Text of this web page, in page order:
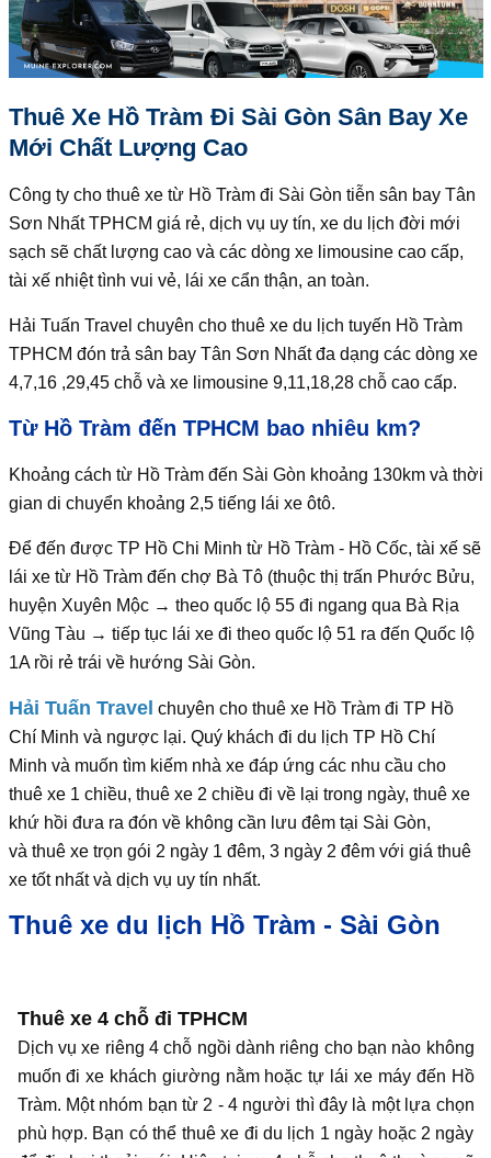
Thuê Xe Hồ Tràm Đi Sài Gòn Sân Bay Xe
Mới Chất Lượng Cao
Công ty cho thuê xe từ Hồ Tràm đi Sài Gòn tiễn sân bay Tân
Sơn Nhất TPHCM giá rẻ, dịch vụ uy tín, xe du lịch đời mới
sạch sẽ chất lượng cao và các dòng xe limousine cao cấp,
tài xế nhiệt tình vui vẻ, lái xe cẩn thận, an toàn.
Hải Tuấn Travel chuyên cho thuê xe du lịch tuyến Hồ Tràm
TPHCM đón trả sân bay Tân Sơn Nhất đa dạng các dòng xe
4,7,16 ,29,45 chỗ và xe limousine 9,11,18,28 chỗ cao cấp.
Từ Hồ Tràm đến TPHCM bao nhiêu km?
Khoảng cách từ Hồ Tràm đến Sài Gòn khoảng 130km và thời
gian di chuyển khoảng 2,5 tiếng lái xe ôtô.
Để đến được TP Hồ Chi Minh từ Hồ Tràm - Hồ Cốc, tài xế sẽ
lái xe từ Hồ Tràm đến chợ Bà Tô (thuộc thị trấn Phước Bửu,
huyện Xuyên Mộc → theo quốc lộ 55 đi ngang qua Bà Rịa
Vũng Tàu → tiếp tục lái xe đi theo quốc lộ 51 ra đến Quốc lộ
1A rồi rẻ trái về hướng Sài Gòn.
Hải Tuấn Travel chuyên cho thuê xe Hồ Tràm đi TP Hồ
Chí Minh và ngược lại. Quý khách đi du lịch TP Hồ Chí
Minh và muốn tìm kiếm nhà xe đáp ứng các nhu cầu cho
thuê xe 1 chiều, thuê xe 2 chiều đi về lại trong ngày, thuê xe
khứ hồi đưa ra đón về không cần lưu đêm tại Sài Gòn,
và thuê xe trọn gói 2 ngày 1 đêm, 3 ngày 2 đêm với giá thuê
xe tốt nhất và dịch vụ uy tín nhất.
Thuê xe du lịch Hồ Tràm - Sài Gòn
Thuê xe 4 chỗ đi TPHCM
Dịch vụ xe riêng 4 chỗ ngồi dành riêng cho bạn nào không
muốn đi xe khách giường nằm hoặc tự lái xe máy đến Hồ
Tràm. Một nhóm bạn từ 2 - 4 người thì đây là một lựa chọn
phù hợp. Bạn có thể thuê xe đi du lịch 1 ngày hoặc 2 ngày